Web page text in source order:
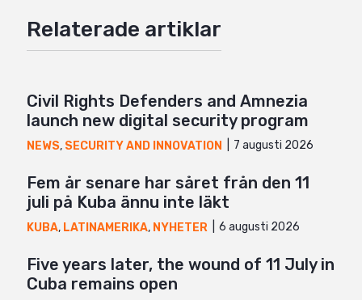
Twitter
Mail
Relaterade artiklar
Civil Rights Defenders and Amnezia
launch new digital security program
NEWS, SECURITY AND INNOVATION 7 augusti 2026
Fem år senare har såret från den 11
juli på Kuba ännu inte läkt
KUBA, LATINAMERIKA, NYHETER 6 augusti 2026
Five years later, the wound of 11 July in
Cuba remains open